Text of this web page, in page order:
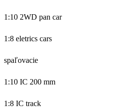
1:10 2WD pan car
1:8 eletrics cars
spaľovacie
1:10 IC 200 mm
1:8 IC track